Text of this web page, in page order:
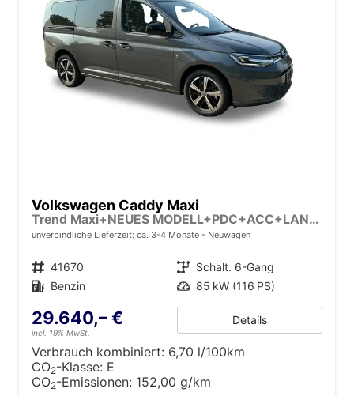
Volkswagen Caddy Maxi
Trend Maxi+NEUES MODELL+PDC+ACC+LANE ASSIST
unverbindliche Lieferzeit: ca. 3-4 Monate Neuwagen
Fahrzeugnr. 41670 Getriebe Schalt. 6-Gang
Kraftstoff Benzin Leistung 85 kW (116 PS)
29.640,– €
incl. 19% MwSt.
Details
Verbrauch kombiniert: 6,70 l/100km
CO2-Klasse: E
CO2-Emissionen: 152,00 g/km